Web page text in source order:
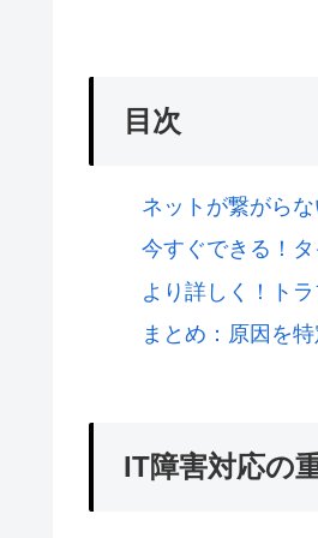
目次
ネットが繋がら
今すぐできる！
より詳しく！ト
まとめ：原因を
IT障害対応の